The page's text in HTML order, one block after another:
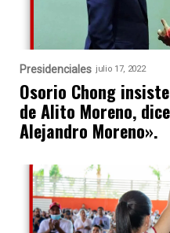
Presidenciales julio 17, 2022
Osorio Chong
de Alito Moreno,
Alejandro Moreno».